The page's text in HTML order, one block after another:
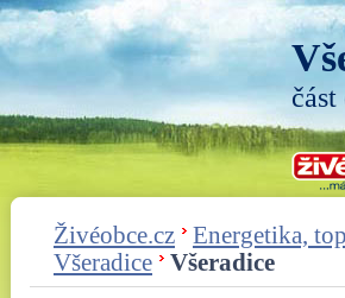
část
Živéobce.cz Energetika,
Všeradice
Všeradice